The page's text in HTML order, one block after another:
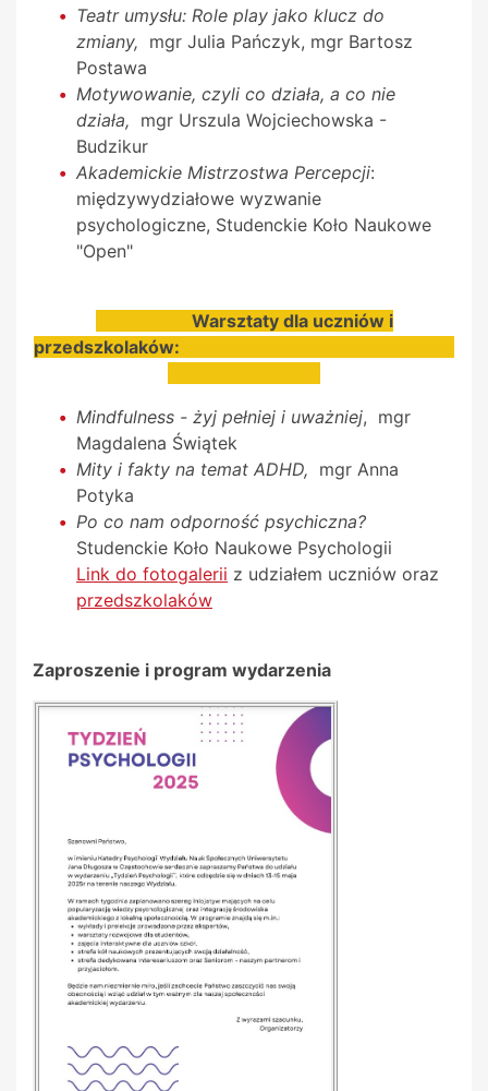
Teatr umysłu: Role play jako klucz do
zmiany, mgr Julia Pańczyk, mgr Bartosz
Postawa
Motywowanie, czyli co działa, a co nie
działa, mgr Urszula Wojciechowska -
Budzikur
Akademickie Mistrzostwa Percepcji:
międzywydziałowe wyzwanie
psychologiczne, Studenckie Koło Naukowe
"Open"
Warsztaty dla uczniów i
przedszkolaków:
Mindfulness - żyj pełniej i uważniej, mgr
Magdalena Świątek
Mity i fakty na temat ADHD, mgr Anna
Potyka
Po co nam odporność psychiczna?
Studenckie Koło Naukowe Psychologii
Link do fotogalerii z udziałem uczniów oraz
przedszkolaków
Zaproszenie i program wydarzenia